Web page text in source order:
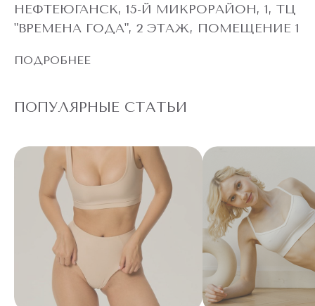
НЕФТЕЮГАНСК, 15-Й МИКРОРАЙОН, 1, ТЦ
"ВРЕМЕНА ГОДА", 2 ЭТАЖ, ПОМЕЩЕНИЕ 1
ПОДРОБНЕЕ
ПОПУЛЯРНЫЕ СТАТЬИ